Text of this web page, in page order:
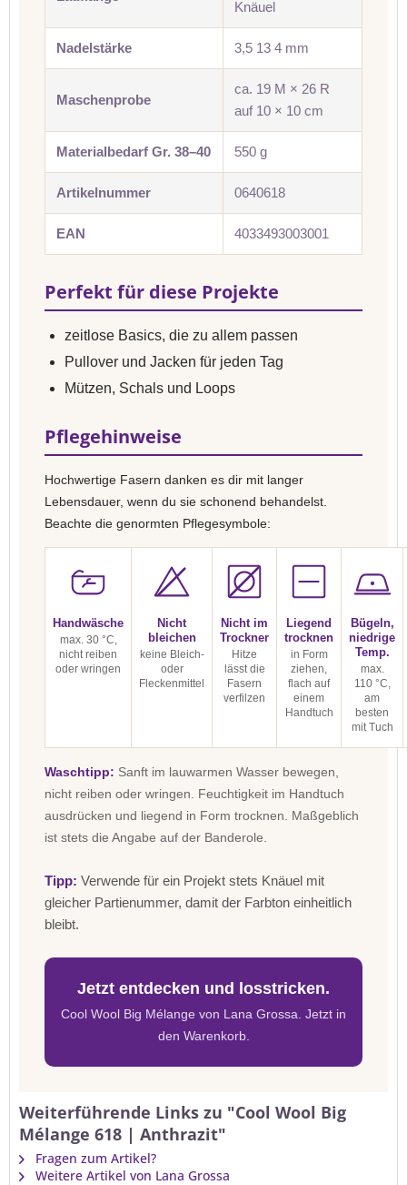
Knäuel
Nadelstärke 3,5 13 4 mm
Maschenprobe
ca. 19 M × 26 R
auf 10 × 10 cm
Materialbedarf Gr. 38–40 550 g
Artikelnummer 0640618
EAN 4033493003001
Perfekt für diese Projekte
zeitlose Basics, die zu allem passen
Pullover und Jacken für jeden Tag
Mützen, Schals und Loops
Pflegehinweise
Hochwertige Fasern danken es dir mit langer
Lebensdauer, wenn du sie schonend behandelst.
Beachte die genormten Pflegesymbole:
Handwäsche
max. 30 °C,
nicht reiben
oder wringen
Nicht
bleichen
keine Bleich-
oder
Fleckenmittel
Nicht im
Trockner
Hitze
lässt die
Fasern
verfilzen
Liegend
trocknen
in Form
ziehen,
flach auf
einem
Handtuch
Bügeln,
niedrige
Temp.
max.
110 °C,
am
besten
mit Tuch
Waschtipp: Sanft im lauwarmen Wasser bewegen,
nicht reiben oder wringen. Feuchtigkeit im Handtuch
ausdrücken und liegend in Form trocknen. Maßgeblich
ist stets die Angabe auf der Banderole.
Tipp: Verwende für ein Projekt stets Knäuel mit
gleicher Partienummer, damit der Farbton einheitlich
bleibt.
Jetzt entdecken und losstricken.
Cool Wool Big Mélange von Lana Grossa. Jetzt in
den Warenkorb.
Weiterführende Links zu "Cool Wool Big
Mélange 618 | Anthrazit"
Fragen zum Artikel?
Weitere Artikel von Lana Grossa